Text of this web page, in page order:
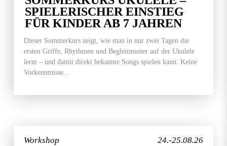
SPIELERISCHER EINSTIEG
FÜR KINDER AB 7 JAHREN
Dieser Sommerkurs zeigt, wie man in nur zwei Tagen die
ersten Griffe, Rhythmen und Begleitmuster auf der Ukulele
lernt – und damit direkt bekannte Songs spielen kann. Keine
Vorkenntnisse...
24.-25.08.26
Workshop